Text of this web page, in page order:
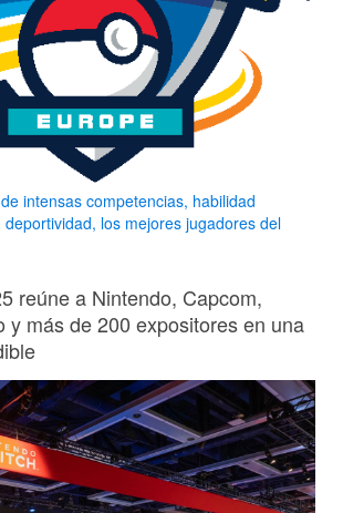
intensas competencias, habilidad
los mejores jugadores del
reúne a Nintendo, Capcom,
y más de 200 expositores en una